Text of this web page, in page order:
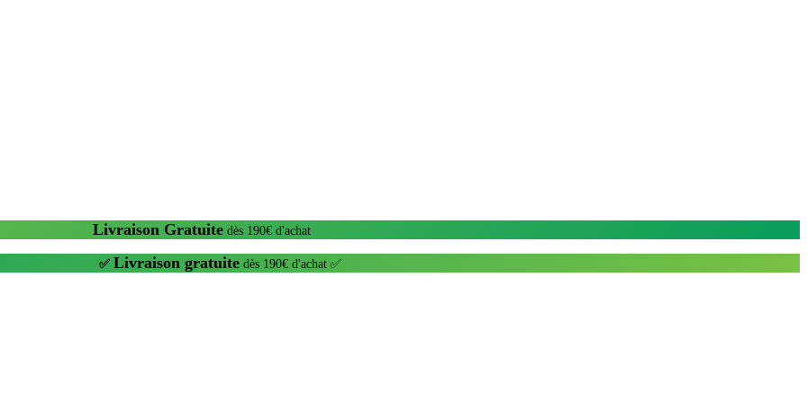
Livraison Gratuite dès 190€ d'achat
✅ Livraison gratuite dès 190€ d'achat ✅